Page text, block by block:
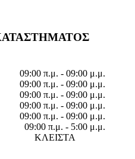
09:00 π.μ. - 09:00 μ.μ.
09:00 π.μ. - 09:00 μ.μ.
09:00 π.μ. - 09:00 μ.μ.
09:00 π.μ. - 09:00 μ.μ.
09:00 π.μ. - 09:00 μ.μ.
09:00 π.μ. - 5:00 μ.μ.
ΚΛΕΙΣΤΑ